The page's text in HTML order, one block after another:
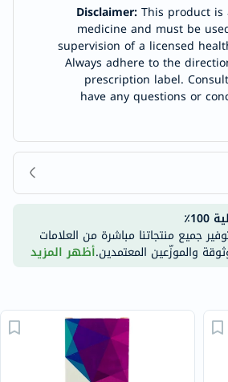
Disclaimer:This product
medicine and must be
supervision of a licensed
Always adhere to the
prescription label.
have any questions or
جميع منتجاتنا مباشرة من العلامات
والموزّعين المعتمدين.أظهر المزيد